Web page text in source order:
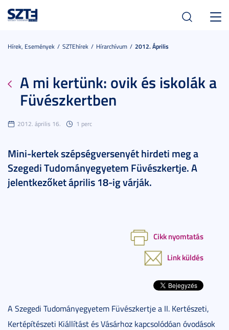
Hírek, Események SZTEhírek Hírarchívum 2012. Április
A mi kertünk: ovik és iskolák a
Füvészkertben
2012. április 16. 1 perc
Mini-kertek szépségversenyét hirdeti meg a
Szegedi Tudományegyetem Füvészkertje. A
jelentkezőket április 18-ig várják.
Cikk nyomtatás
Link küldés
A Szegedi Tudományegyetem Füvészkertje a II. Kertészeti,
Kertépítészeti Kiállítást és Vásárhoz kapcsolódóan óvodások